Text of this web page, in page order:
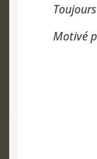
Motivé